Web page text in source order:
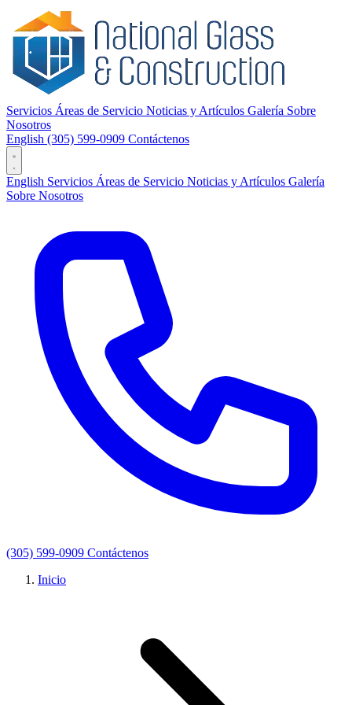
Servicios Áreas de Servicio Noticias y Artículos Galería Sobre
Nosotros
English (305) 599-0909 Contáctenos
English Servicios Áreas de Servicio Noticias y Artículos Galería
Sobre Nosotros
(305) 599-0909 Contáctenos
Inicio